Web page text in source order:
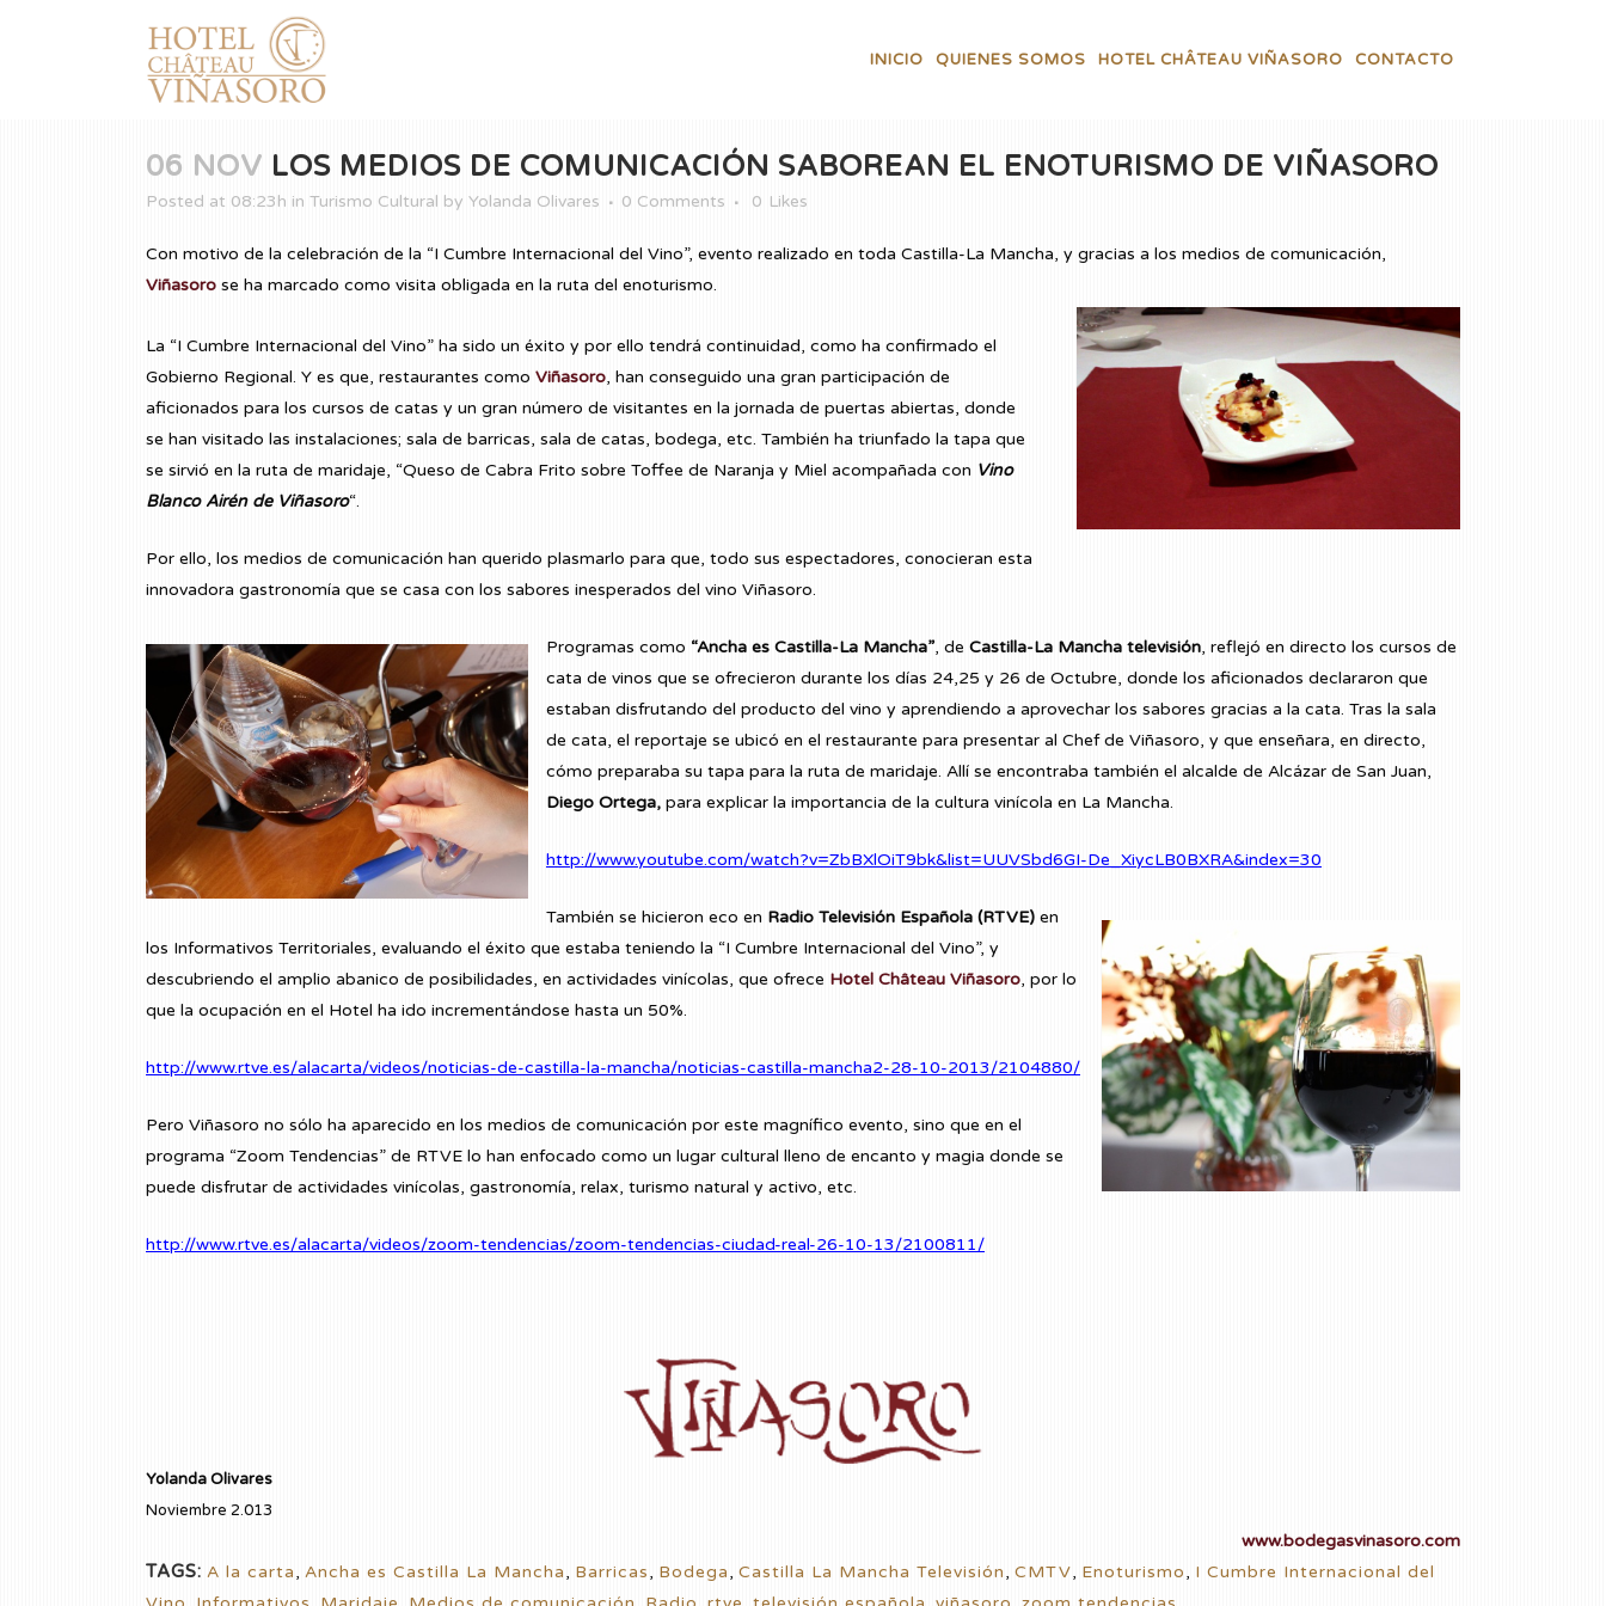
INICIO QUIENES SOMOS HOTEL CHÂTEAU VIÑASORO CONTACTO
06 NOV LOS MEDIOS DE COMUNICACIÓN SABOREAN EL ENOTURISMO DE VIÑASORO
Posted at 08:23h in Turismo Cultural by Yolanda Olivares 0 Comments 0 Likes
Con motivo de la celebración de la “I Cumbre Internacional del Vino”, evento realizado en toda Castilla-La Mancha, y gracias a los medios de comunicación,
Viñasoro se ha marcado como visita obligada en la ruta del enoturismo.
La “I Cumbre Internacional del Vino” ha sido un éxito y por ello tendrá continuidad, como ha confirmado el
Gobierno Regional. Y es que, restaurantes como Viñasoro, han conseguido una gran participación de
aficionados para los cursos de catas y un gran número de visitantes en la jornada de puertas abiertas, donde
se han visitado las instalaciones; sala de barricas, sala de catas, bodega, etc. También ha triunfado la tapa que
se sirvió en la ruta de maridaje, “Queso de Cabra Frito sobre Toffee de Naranja y Miel acompañada con Vino
Blanco Airén de Viñasoro“.
Por ello, los medios de comunicación han querido plasmarlo para que, todo sus espectadores, conocieran esta
innovadora gastronomía que se casa con los sabores inesperados del vino Viñasoro.
Programas como “Ancha es Castilla-La Mancha”, de Castilla-La Mancha televisión, reflejó en directo los cursos de
cata de vinos que se ofrecieron durante los días 24,25 y 26 de Octubre, donde los aficionados declararon que
estaban disfrutando del producto del vino y aprendiendo a aprovechar los sabores gracias a la cata. Tras la sala
de cata, el reportaje se ubicó en el restaurante para presentar al Chef de Viñasoro, y que enseñara, en directo,
cómo preparaba su tapa para la ruta de maridaje. Allí se encontraba también el alcalde de Alcázar de San Juan,
Diego Ortega, para explicar la importancia de la cultura vinícola en La Mancha.
http://www.youtube.com/watch?v=ZbBXlOiT9bk&list=UUVSbd6GI-De_XiycLB0BXRA&index=30
También se hicieron eco en Radio Televisión Española (RTVE) en
los Informativos Territoriales, evaluando el éxito que estaba teniendo la “I Cumbre Internacional del Vino”, y
descubriendo el amplio abanico de posibilidades, en actividades vinícolas, que ofrece Hotel Château Viñasoro, por lo
que la ocupación en el Hotel ha ido incrementándose hasta un 50%.
http://www.rtve.es/alacarta/videos/noticias-de-castilla-la-mancha/noticias-castilla-mancha2-28-10-2013/2104880/
Pero Viñasoro no sólo ha aparecido en los medios de comunicación por este magnífico evento, sino que en el
programa “Zoom Tendencias” de RTVE lo han enfocado como un lugar cultural lleno de encanto y magia donde se
puede disfrutar de actividades vinícolas, gastronomía, relax, turismo natural y activo, etc.
http://www.rtve.es/alacarta/videos/zoom-tendencias/zoom-tendencias-ciudad-real-26-10-13/2100811/
Yolanda Olivares
Noviembre 2.013
www.bodegasvinasoro.com
TAGS: A la carta, Ancha es Castilla La Mancha, Barricas, Bodega, Castilla La Mancha Televisión, CMTV, Enoturismo, I Cumbre Internacional del